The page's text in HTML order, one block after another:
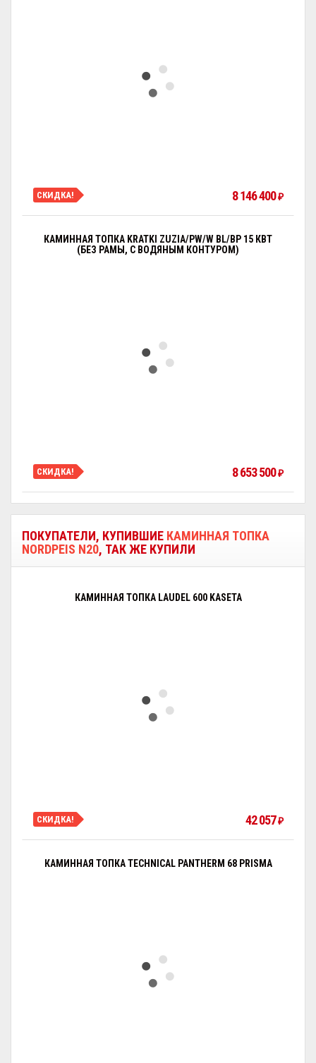
СКИДКА! 8 146 400₽
КАМИННАЯ ТОПКА KRATKI ZUZIA/PW/W BL/BP 15 КВТ
(БЕЗ РАМЫ, С ВОДЯНЫМ КОНТУРОМ)
СКИДКА! 8 653 500₽
ПОКУПАТЕЛИ, КУПИВШИЕ КАМИННАЯ ТОПКА
NORDPEIS N20, ТАК ЖЕ КУПИЛИ
КАМИННАЯ ТОПКА LAUDEL 600 KASETA
СКИДКА! 42 057₽
КАМИННАЯ ТОПКА TECHNICAL PANTHERM 68 PRISMA